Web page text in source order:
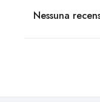
Nessuna